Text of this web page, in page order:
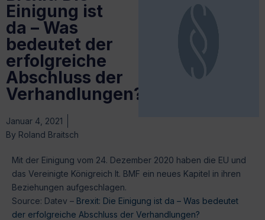
Einigung ist
da – Was
bedeutet der
erfolgreiche
Abschluss der
Verhandlungen?
Januar 4, 2021
By Roland Braitsch
Mit der Einigung vom 24. Dezember 2020 haben die EU und
das Vereinigte Königreich lt. BMF ein neues Kapitel in ihren
Beziehungen aufgeschlagen.
Source: Datev – Brexit: Die Einigung ist da – Was bedeutet
der erfolgreiche Abschluss der Verhandlungen?